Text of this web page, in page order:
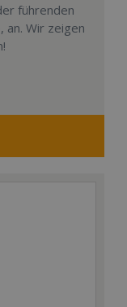
führenden
an. Wir zeigen